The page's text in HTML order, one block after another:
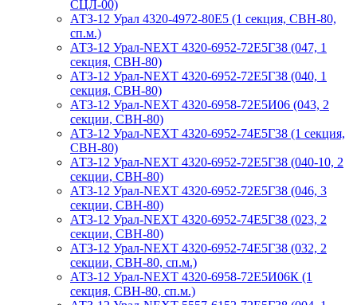
СЦЛ-00)
АТЗ-12 Урал 4320-4972-80Е5 (1 секция, СВН-80,
сп.м.)
АТЗ-12 Урал-NEXT 4320-6952-72Е5Г38 (047, 1
секция, СВН-80)
АТЗ-12 Урал-NEXT 4320-6952-72Е5Г38 (040, 1
секция, СВН-80)
АТЗ-12 Урал-NEXT 4320-6958-72Е5И06 (043, 2
секции, СВН-80)
АТЗ-12 Урал-NEXT 4320-6952-74Е5Г38 (1 секция,
СВН-80)
АТЗ-12 Урал-NEXT 4320-6952-72Е5Г38 (040-10, 2
секции, СВН-80)
АТЗ-12 Урал-NEXT 4320-6952-72Е5Г38 (046, 3
секции, СВН-80)
АТЗ-12 Урал-NEXT 4320-6952-74Е5Г38 (023, 2
секции, СВН-80)
АТЗ-12 Урал-NEXT 4320-6952-74Е5Г38 (032, 2
секции, СВН-80, сп.м.)
АТЗ-12 Урал-NEXT 4320-6958-72Е5И06К (1
секция, СВН-80, сп.м.)